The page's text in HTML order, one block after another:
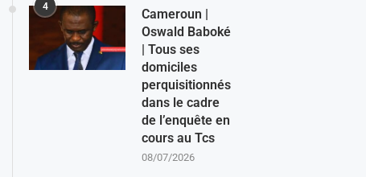
4
Cameroun |
Oswald Baboké
| Tous ses
domiciles
perquisitionnés
dans le cadre
de l’enquête en
cours au Tcs
08/07/2026